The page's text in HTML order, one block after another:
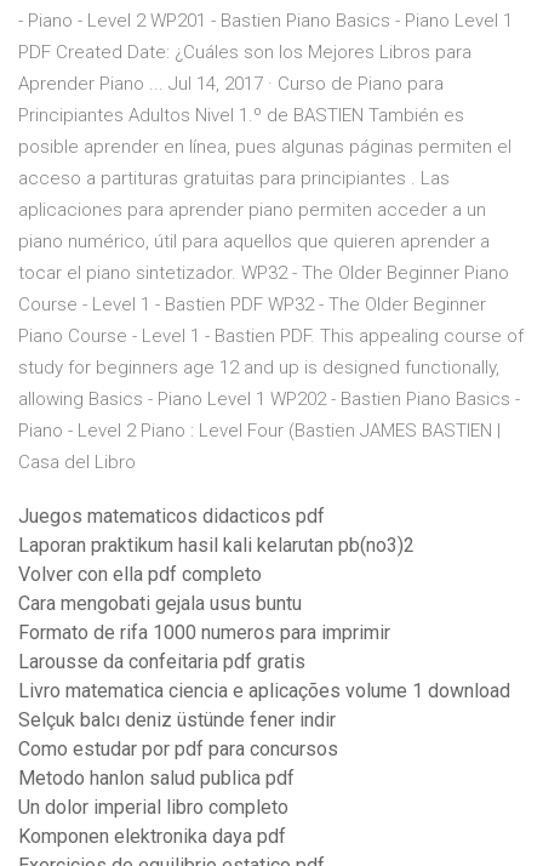
- Piano - Level 2 WP201 - Bastien Piano Basics - Piano Level 1
PDF Created Date: ¿Cuáles son los Mejores Libros para
Aprender Piano ... Jul 14, 2017 · Curso de Piano para
Principiantes Adultos Nivel 1.º de BASTIEN También es
posible aprender en línea, pues algunas páginas permiten el
acceso a partituras gratuitas para principiantes . Las
aplicaciones para aprender piano permiten acceder a un
piano numérico, útil para aquellos que quieren aprender a
tocar el piano sintetizador. WP32 - The Older Beginner Piano
Course - Level 1 - Bastien PDF WP32 - The Older Beginner
Piano Course - Level 1 - Bastien PDF. This appealing course of
study for beginners age 12 and up is designed functionally,
allowing Basics - Piano Level 1 WP202 - Bastien Piano Basics -
Piano - Level 2 Piano : Level Four (Bastien JAMES BASTIEN |
Casa del Libro
Juegos matematicos didacticos pdf
Laporan praktikum hasil kali kelarutan pb(no3)2
Volver con ella pdf completo
Cara mengobati gejala usus buntu
Formato de rifa 1000 numeros para imprimir
Larousse da confeitaria pdf gratis
Livro matematica ciencia e aplicações volume 1 download
Selçuk balcı deniz üstünde fener indir
Como estudar por pdf para concursos
Metodo hanlon salud publica pdf
Un dolor imperial libro completo
Komponen elektronika daya pdf